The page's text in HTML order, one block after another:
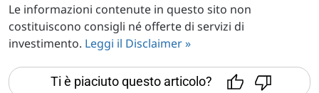
Le informazioni contenute in questo sito non
costituiscono consigli né offerte di servizi di
investimento. Leggi il Disclaimer »
Ti è piaciuto questo articolo?